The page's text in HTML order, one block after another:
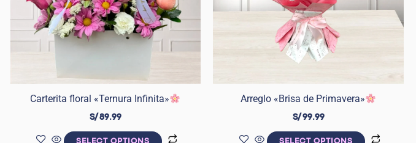
Carterita floral «Ternura Infinita»
S/89.99
SELECT OPTIONS
Arreglo «Brisa de Primavera»
S/99.99
SELECT OPTIONS